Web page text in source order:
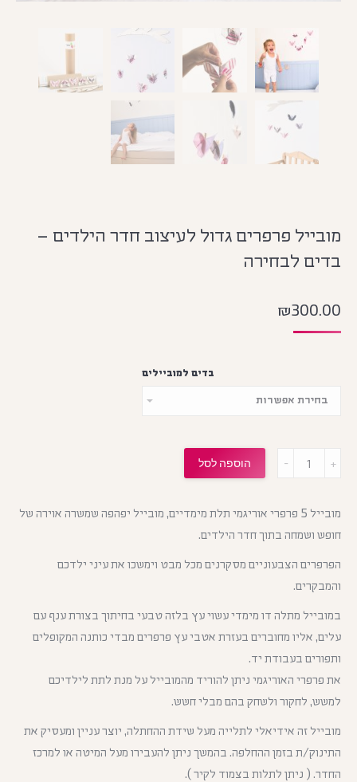
מובייל פרפרים גדול לעיצוב חדר הילדים –
בדים לבחירה
₪300.00
מובייל 5 פרפרי אוריגמי תלת מימדיים, מובייל יפהפה שמשרה אוירה של
חופש ושמחה בתוך חדר הילדים.
הפרפרים הצבעוניים מסקרנים מכל מבט וימשכו את עיני ילדכם
והמבקרים.
במובייל מתלה דו מימדי עשוי עץ בלזה טבעי בחיתוך בצורת ענף עם
עלים, אליו מחוברים בעזרת אטבי עץ פרפרים מבדי כותנה המקופלים
ותפורים בעבודת יד.
את פרפרי האוריגמי ניתן להוריד מהמובייל על מנת לתת לילדיכם
למשש, לחקור ולשחק בהם מבלי חשש.
מובייל זה אידיאלי לתלייה מעל שידת ההחתלה, יוצר עניין ומעסיק את
התינוק/ת בזמן ההחלפה. בהמשך ניתן להעבירו מעל המיטה או למרכז
החדר. ( ניתן לתלות בצמוד לקיר ).
בדים למוביילים
הוספה לסל